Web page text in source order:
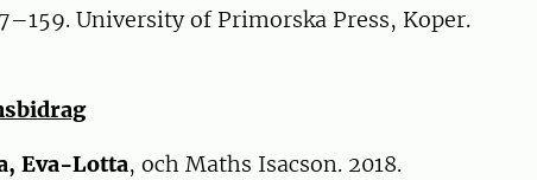
University of Primorska Press, Koper.
Eva-Lotta, och Maths Isacson. 2018.